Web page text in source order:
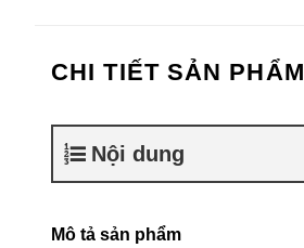
CHI TIẾT SẢN PHẨM
Nội dung
Mô tả sản phẩm